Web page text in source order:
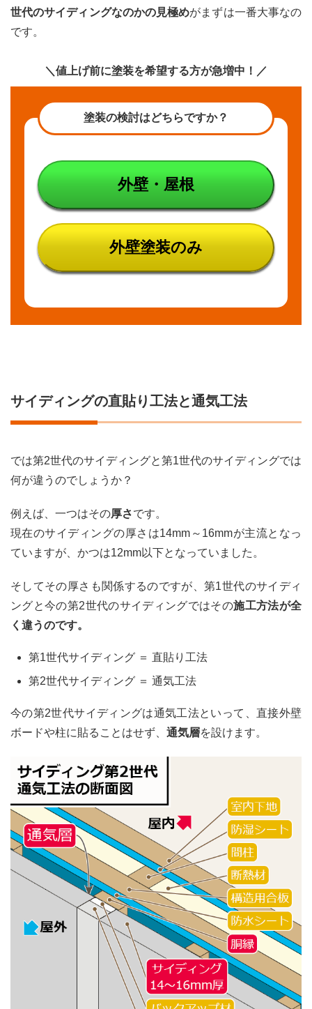
題な
のか
が直
貼り
工法
は、
弾性
実は
もあ
世代のサイディングなのかの見極めがまずは一番大事なの
です。
＼値上げ前に塗装を希望する方が急増中！／
塗装の検討はどちらですか？
外壁・屋根
外壁塗装のみ
サイディングの直貼り工法と通気工法
では第2世代のサイディングと第1世代のサイディングでは
何が違うのでしょうか？
例えば、一つはその厚さです。
現在のサイディングの厚さは14mm～16mmが主流となっ
ていますが、かつは12mm以下となっていました。
そしてその厚さも関係するのですが、第1世代のサイディ
ングと今の第2世代のサイディングではその施工方法が全
く違うのです。
第1世代サイディング ＝ 直貼り工法
第2世代サイディング ＝ 通気工法
今の第2世代サイディングは通気工法といって、直接外壁
ボードや柱に貼ることはせず、 通気層を設けます。